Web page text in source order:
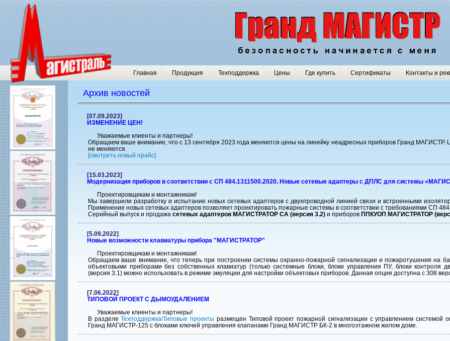
Главная Продукция Техподдержка Цены Где купить Сертификаты Контакты и
Архив новостей
[07.09.2023]
ИЗМЕНЕНИЕ ЦЕН!
Уважаемые клиенты и партнеры!
Обращаем ваше внимание, что с 13 сентября 2023 года меняются цены на линейку неадресных приборов Гранд
не меняются.
[смотреть новый прайс]
[15.03.2023]
Модернизация приборов в соответствии с СП 484.1311500.2020. Новые сетевые адаптеры с ДПЛС для системы
Проектировщикам и монтажникам!
Мы завершили разработку и испытание новых сетевых адаптеров с двухпроводной линией связи и встроенными
Применение новых сетевых адаптеров позволяет проектировать пожарные системы в соответствии с требованиями СП
Серийный выпуск и продажа сетевых адаптеров МАГИСТРАТОР СА (версия 3.2) и приборов ППКУОП МАГИСТРАТОР
[5.09.2022]
Новые возможности клавиатуры прибора "МАГИСТРАТОР"
Проектировщикам и монтажникам!
Обращаем ваше внимание, что теперь при построении системы охранно-пожарной сигнализации и пожаротушения на
объектовыми приборами без собственных клавиатур (только системные блоки, блоки управления ПУ, блоки контроля
(версия 3.1) можно использовать в режиме эмуляции для настройки объектовых приборов. Данная опция доступна с 308
[7.06.2022]
ТИПОВОЙ ПРОЕКТ С ДЫМОУДАЛЕНИЕМ
Уважаемые клиенты и партнеры!
В разделеТехподдержка/Типовые проекты размещен Типовой проект пожарной сигнализации с управлением
Гранд МАГИСТР-125 с блоками ключей управления клапанами Гранд МАГИСТР БК-2 в многоэтажном жилом доме.